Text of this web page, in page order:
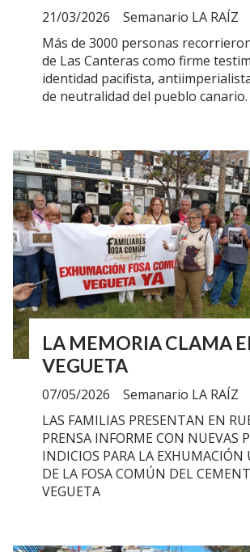
Semanario LA RAÍZ
21/03/2026
Más de 3000 personas
de Las Canteras como firme
identidad pacifista,
de neutralidad del pueblo canario.
LA MEMORIA CLAMA
VEGUETA
Semanario LA RAÍZ
07/05/2026
LAS FAMILIAS PRESENTAN EN
PRENSA INFORME CON NUEVAS
INDICIOS PARA LA EXHUMACIÓN
DE LA FOSA COMÚN DEL
VEGUETA